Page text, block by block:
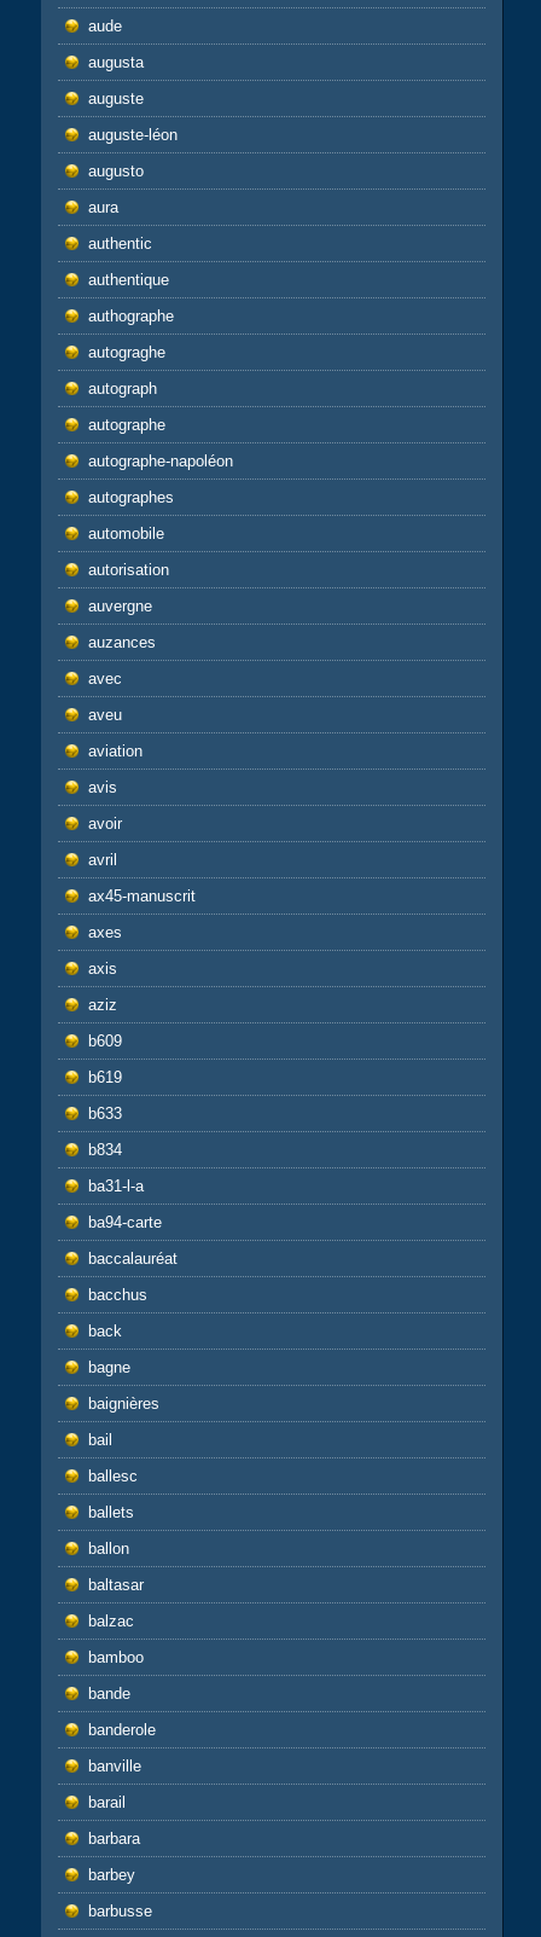
aude
augusta
auguste
auguste-léon
augusto
aura
authentic
authentique
authographe
autograghe
autograph
autographe
autographe-napoléon
autographes
automobile
autorisation
auvergne
auzances
avec
aveu
aviation
avis
avoir
avril
ax45-manuscrit
axes
axis
aziz
b609
b619
b633
b834
ba31-l-a
ba94-carte
baccalauréat
bacchus
back
bagne
baignières
bail
ballesc
ballets
ballon
baltasar
balzac
bamboo
bande
banderole
banville
barail
barbara
barbey
barbusse